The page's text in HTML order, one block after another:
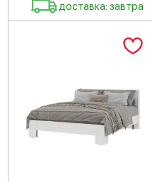
доставка: завтра